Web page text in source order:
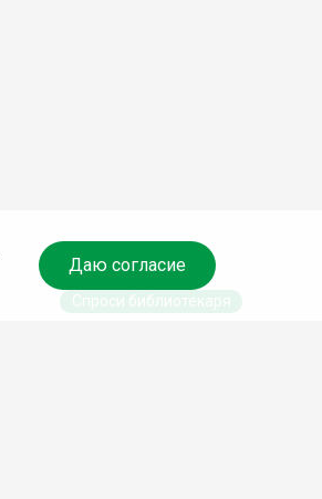
Даю согласие
Спроси библиотекаря